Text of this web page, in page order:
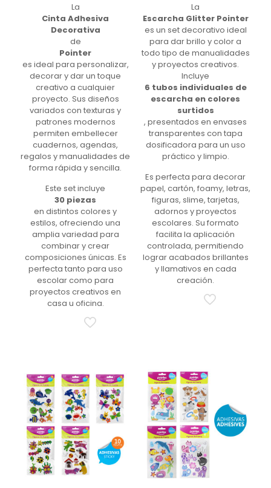
La
Cinta Adhesiva
Decorativa
de
Pointer
es ideal para personalizar,
decorar y dar un toque
creativo a cualquier
proyecto. Sus diseños
variados con texturas y
patrones modernos
permiten embellecer
cuadernos, agendas,
regalos y manualidades de
forma rápida y sencilla.
Este set incluye
30 piezas
en distintos colores y
estilos, ofreciendo una
amplia variedad para
combinar y crear
composiciones únicas. Es
perfecta tanto para uso
escolar como para
proyectos creativos en
casa u oficina.
La
Escarcha Glitter Pointer
es un set decorativo ideal
para dar brillo y color a
todo tipo de manualidades
y proyectos creativos.
Incluye
6 tubos individuales de
escarcha en colores
surtidos
, presentados en envases
transparentes con tapa
dosificadora para un uso
práctico y limpio.
Es perfecta para decorar
papel, cartón, foamy, letras,
figuras, slime, tarjetas,
adornos y proyectos
escolares. Su formato
facilita la aplicación
controlada, permitiendo
lograr acabados brillantes
y llamativos en cada
creación.